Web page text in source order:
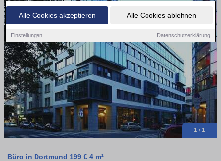
Alle Cookies akzeptieren Alle Cookies ablehnen
Einstellungen Datenschutzerklärung
1 / 1
Büro in Dortmund 199 € 4 m²